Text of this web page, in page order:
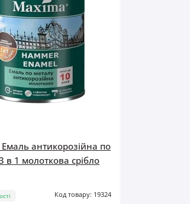
антикорозійна по
в 1 молоткова срібло
Код товару: 19324